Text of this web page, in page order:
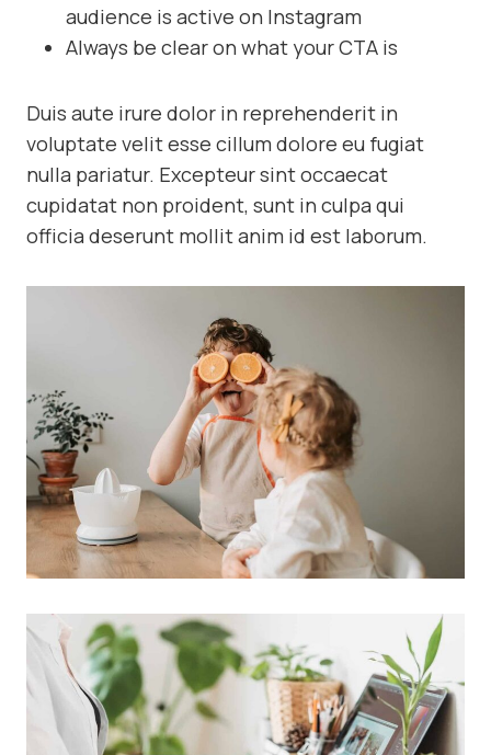
audience is active on Instagram
Always be clear on what your CTA is
Duis aute irure dolor in reprehenderit in
voluptate velit esse cillum dolore eu fugiat
nulla pariatur. Excepteur sint occaecat
cupidatat non proident, sunt in culpa qui
officia deserunt mollit anim id est laborum.